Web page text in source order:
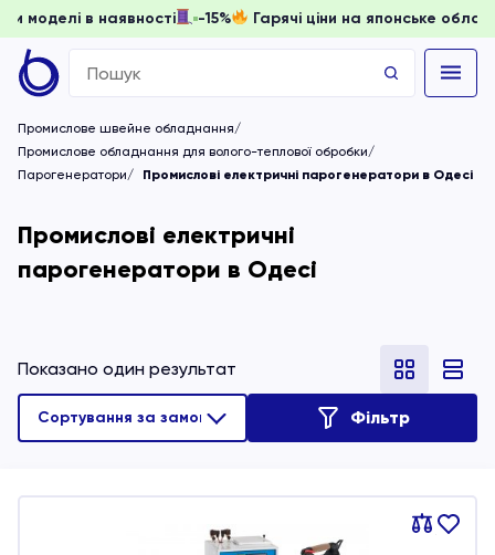
доки моделі в наявності -15% Гарячі ціни на японське
Search
for:
Промислове швейне обладнання
Промислове обладнання для волого-теплової обробки
Парогенератори
Промислові електричні парогенератори в Одесі
Промислові електричні
парогенератори в Одесі
Показано один результат
Фільтр
Порівняти
В